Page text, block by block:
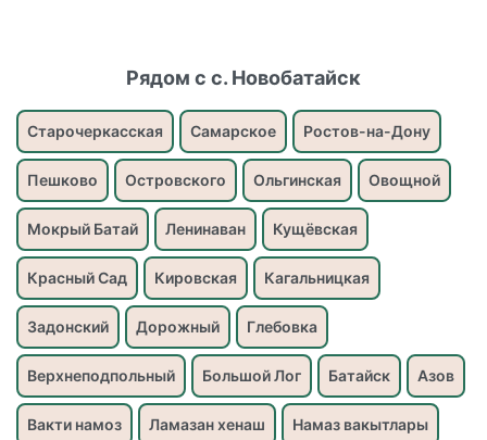
Рядом с с. Новобатайск
Старочеркасская Самарское Ростов-на-Дону
Пешково Островского Ольгинская Овощной
Мокрый Батай Ленинаван Кущёвская
Красный Сад Кировская Кагальницкая
Задонский Дорожный Глебовка
Верхнеподпольный Большой Лог Батайск Азов
Вакти намоз Ламазан хенаш Намаз вакытлары